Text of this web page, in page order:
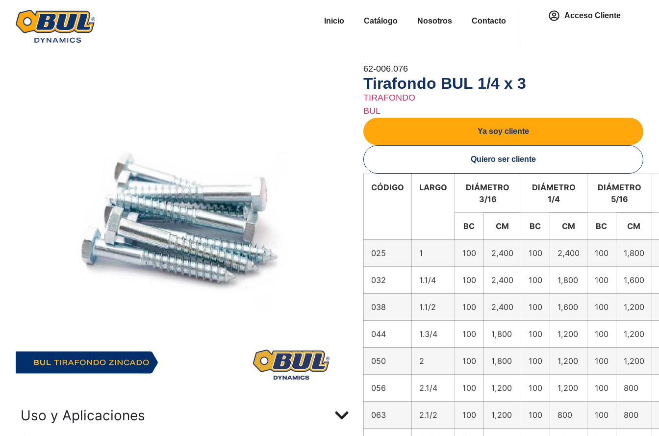
Inicio Catálogo Nosotros Contacto
Acceso Cliente
Uso y Aplicaciones
62-006.076
Tirafondo BUL 1/4 x 3
TIRAFONDO
BUL
Ya soy cliente
Quiero ser cliente
CÓDIGO LARGO
DIÁMETRO
3/16
DIÁMETRO
1/4
DIÁMETRO
5/16
BC CM BC CM BC CM
025 1 100 2,400 100 2,400 100 1,800
032 1.1/4 100 2,400 100 1,800 100 1,600
038 1.1/2 100 2,400 100 1,600 100 1,200
044 1.3/4 100 1,800 100 1,200 100 1,200
050 2 100 1,800 100 1,200 100 1,200
056 2.1/4 100 1,200 100 1,200 100 800
063 2.1/2 100 1,200 100 800 100 800